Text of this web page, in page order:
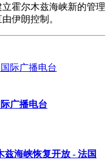
霍尔木兹海峡新的管理
伊朗控制。
广播电台
海峡恢复开放 - 法国